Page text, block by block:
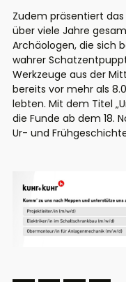
Zudem präsentiert
über viele Jahre
Archäologen, die sich
wahrer Schatz
Werkzeuge aus der
bereits vor mehr als
lebten. Mit dem Titel
die Funde ab dem 18.
Ur- und